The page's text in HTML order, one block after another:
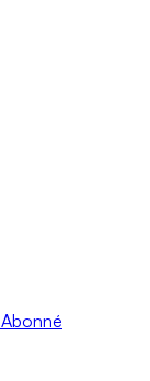
Abonné